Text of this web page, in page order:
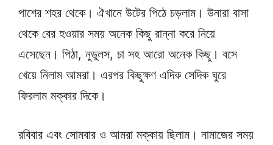
পাশের শহর থেকে। ঐখানে উটের পিঠে চড়লাম। উনারা বাসা
থেকে বের হওয়ার সময় অনেক কিছু রান্না করে নিয়ে
এসেছেন। পিঠা, নুডুলস, চা সহ আরো অনেক কিছু। বসে
খেয়ে নিলাম আমরা। এরপর কিছুক্ষণ এদিক সেদিক ঘুরে
ফিরলাম মক্কার দিকে।
রবিবার এবং সোমবার ও আমরা মক্কায় ছিলাম। নামাজের সময়